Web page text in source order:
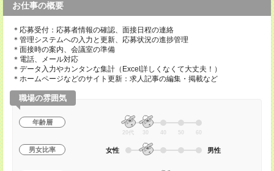
お仕事の概要
＊応募受付：応募者情報の確認、面接日程の連絡
＊管理システムへの入力と更新、応募状況の進捗管理
＊面接時の案内、会議室の準備
＊電話、メール対応
＊データ入力やカンタンな集計（Excel詳しくなくて大丈夫！）
＊ホームページなどのサイト更新：求人記事の編集・掲載など
職場の雰囲気
年齢層
20代 30 40 50 60
男女比率 女性 男性